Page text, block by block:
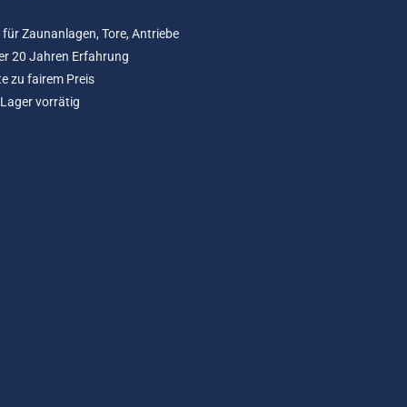
Zaunanlagen, Tore, Antriebe
20 Jahren Erfahrung
zu fairem Preis
vorrätig